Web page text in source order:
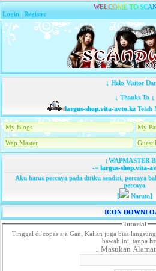
WELCOME TO SCA
Login |Register
↓ Halo Visitor
↓ Thanks To ↓
largus-shop.vita-avto.kzTelah
My Blogs My
Wap Master Guest
↓WAPMASTER
-=largus-shop.vita-
Aku harus percaya pada diriku sendiri, percaya
percaya
[
Naruto]
ICON
Tutorial
Tinggal di copas aja Gan, Kalian juga bisa
bawah ini, tanpa
↓ Masukan